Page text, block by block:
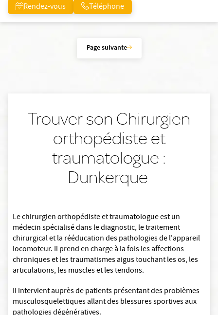
Rendez-vous Téléphone
Page suivante
Trouver son Chirurgien
orthopédiste et
traumatologue :
Dunkerque
Le chirurgien orthopédiste et traumatologue est un
médecin spécialisé dans le diagnostic, le traitement
chirurgical et la rééducation des pathologies de l'appareil
locomoteur. Il prend en charge à la fois les affections
chroniques et les traumatismes aigus touchant les os, les
articulations, les muscles et les tendons.
Il intervient auprès de patients présentant des problèmes
musculosquelettiques allant des blessures sportives aux